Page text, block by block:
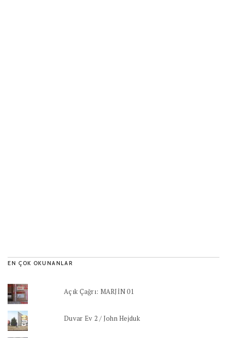
EN ÇOK OKUNANLAR
Açık Çağrı: MARJİN 01
Duvar Ev 2 / John Hejduk